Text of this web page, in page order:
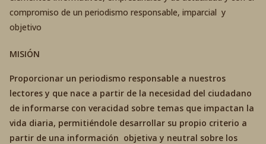
compromiso de un periodismo responsable, imparcial y
objetivo
MISIÓN
Proporcionar un periodismo responsable a nuestros
lectores y que nace a partir de la necesidad del ciudadano
de informarse con veracidad sobre temas que impactan la
vida diaria, permitiéndole desarrollar su propio criterio a
partir de una información objetiva y neutral sobre los